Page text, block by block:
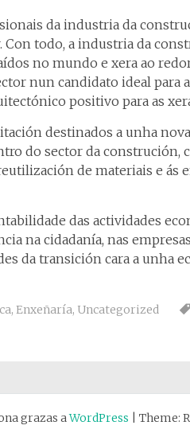
da industria da
todo, a industria da
no mundo e xera ao
nun candidato ideal para
positivo para as
destinados a unha
do sector da construción,
de materiais e ás
das actividades
na cidadanía, nas
da transición cara a unha
, Enxeñaría, Uncategorized
grazas aWordPress Theme: